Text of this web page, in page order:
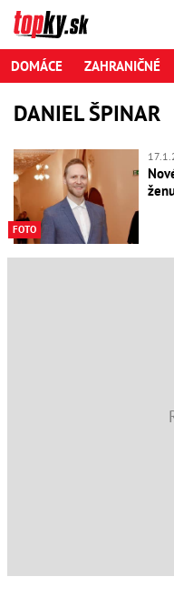
DOMÁCE ZAHRANIČNÉ
DANIEL ŠPINAR
FOTO